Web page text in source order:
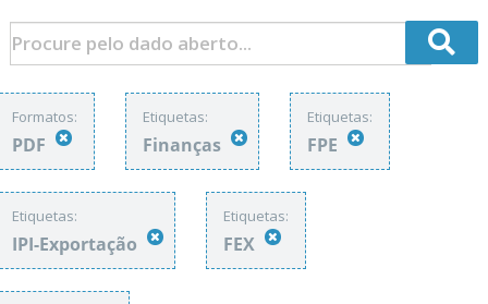
Formatos:
PDF
Etiquetas:
Finanças
Etiquetas:
FPE
Etiquetas:
IPI-Exportação
Etiquetas:
FEX